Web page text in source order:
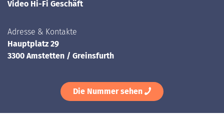
Video Hi-Fi Geschäft
Adresse & Kontakte
Hauptplatz 29
3300 Amstetten / Greinsfurth
Die Nummer sehen